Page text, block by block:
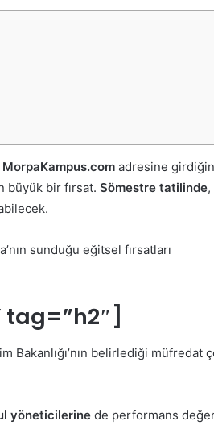
MorpaKampus.com adresine
büyük bir fırsat. Sömestre tatilinde
sunduğu eğitsel fırsatları
Bakanlığı’nın belirlediği müfredat
yöneticilerine de performans